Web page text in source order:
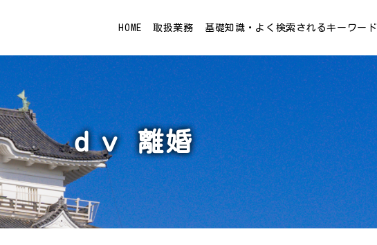
HOME 取扱業務 基礎知識・よく検索されるキーワード
ｄｖ 離婚